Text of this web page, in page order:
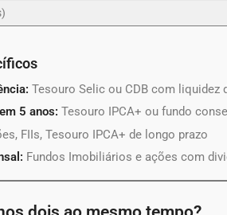
Tesouro Selic ou CDB com liquidez
5 anos: Tesouro IPCA+ ou fundo
FIIs, Tesouro IPCA+ de longo prazo
Fundos Imobiliários e ações com